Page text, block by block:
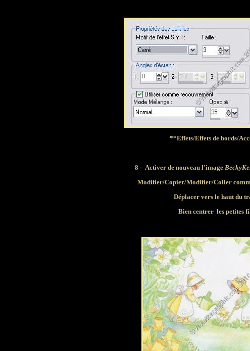
**Effets/Effets de bords/
8 - Activer de nouveau l'image
Modifier/Copier/Modifier/Coller
Déplacer vers le haut du
Bien centrer les petites